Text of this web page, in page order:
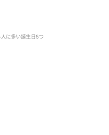
人に多い誕生日5つ